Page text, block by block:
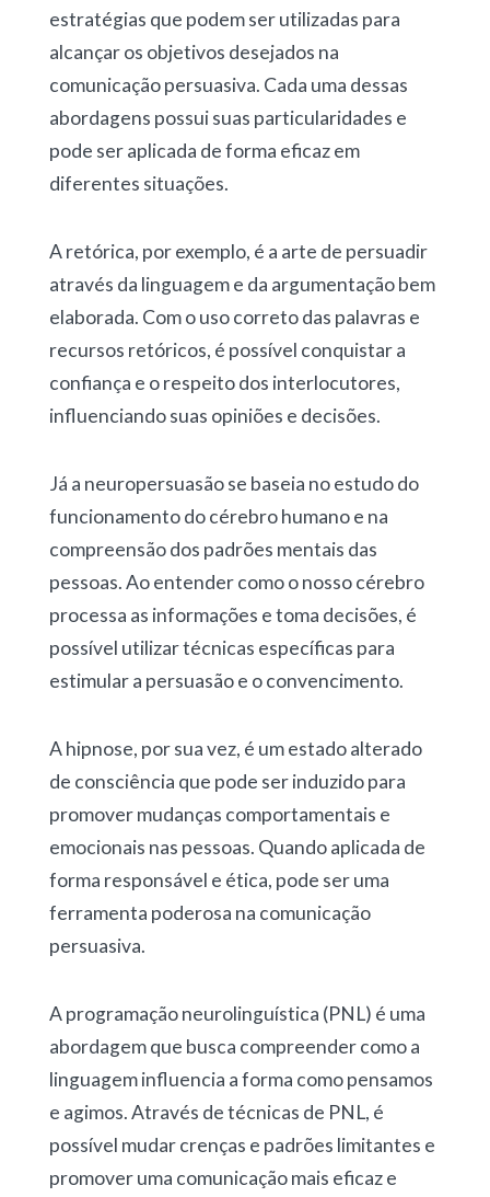
estratégias que podem ser utilizadas para
alcançar os objetivos desejados na
comunicação persuasiva. Cada uma dessas
abordagens possui suas particularidades e
pode ser aplicada de forma eficaz em
diferentes situações.
A retórica, por exemplo, é a arte de persuadir
através da linguagem e da argumentação bem
elaborada. Com o uso correto das palavras e
recursos retóricos, é possível conquistar a
confiança e o respeito dos interlocutores,
influenciando suas opiniões e decisões.
Já a neuropersuasão se baseia no estudo do
funcionamento do cérebro humano e na
compreensão dos padrões mentais das
pessoas. Ao entender como o nosso cérebro
processa as informações e toma decisões, é
possível utilizar técnicas específicas para
estimular a persuasão e o convencimento.
A hipnose, por sua vez, é um estado alterado
de consciência que pode ser induzido para
promover mudanças comportamentais e
emocionais nas pessoas. Quando aplicada de
forma responsável e ética, pode ser uma
ferramenta poderosa na comunicação
persuasiva.
A programação neurolinguística (PNL) é uma
abordagem que busca compreender como a
linguagem influencia a forma como pensamos
e agimos. Através de técnicas de PNL, é
possível mudar crenças e padrões limitantes e
promover uma comunicação mais eficaz e